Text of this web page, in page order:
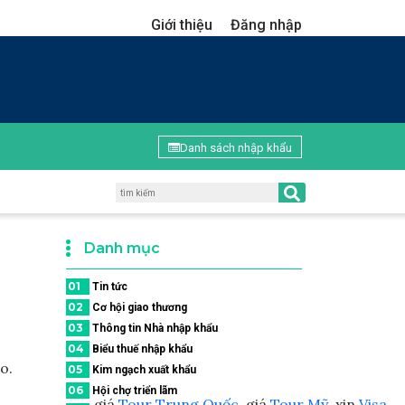
Giới thiệu Đăng nhập
Danh sách nhập khẩu
Danh mục
01 Tin tức
02 Cơ hội giao thương
03 Thông tin Nhà nhập khẩu
04 Biểu thuế nhập khẩu
05 Kim ngạch xuất khẩu
06 Hội chợ triển lãm